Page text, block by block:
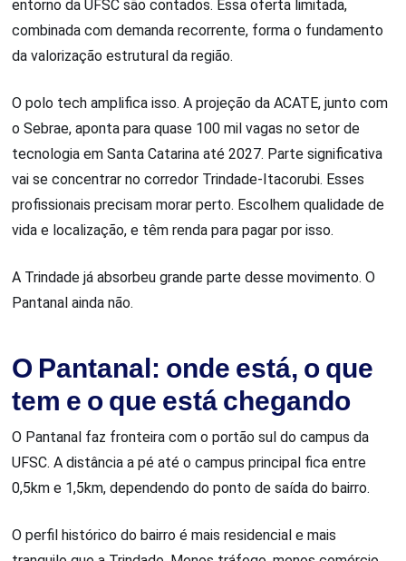
entorno da UFSC são contados. Essa oferta limitada,
combinada com demanda recorrente, forma o fundamento
da valorização estrutural da região.
O polo tech amplifica isso. A projeção da ACATE, junto com
o Sebrae, aponta para quase 100 mil vagas no setor de
tecnologia em Santa Catarina até 2027. Parte significativa
vai se concentrar no corredor Trindade-Itacorubi. Esses
profissionais precisam morar perto. Escolhem qualidade de
vida e localização, e têm renda para pagar por isso.
A Trindade já absorbeu grande parte desse movimento. O
Pantanal ainda não.
O Pantanal: onde está, o que
tem e o que está chegando
O Pantanal faz fronteira com o portão sul do campus da
UFSC. A distância a pé até o campus principal fica entre
0,5km e 1,5km, dependendo do ponto de saída do bairro.
O perfil histórico do bairro é mais residencial e mais